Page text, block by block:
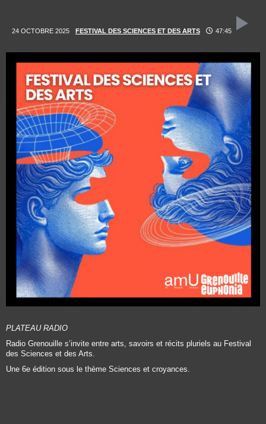
24 OCTOBRE 2025 FESTIVAL DES SCIENCES ET DES ARTS 47:45
PLATEAU RADIO
Radio Grenouille s’invite entre arts, savoirs et récits pluriels au Festival
des Sciences et des Arts.
Une 6e édition sous le thème Sciences et croyances.